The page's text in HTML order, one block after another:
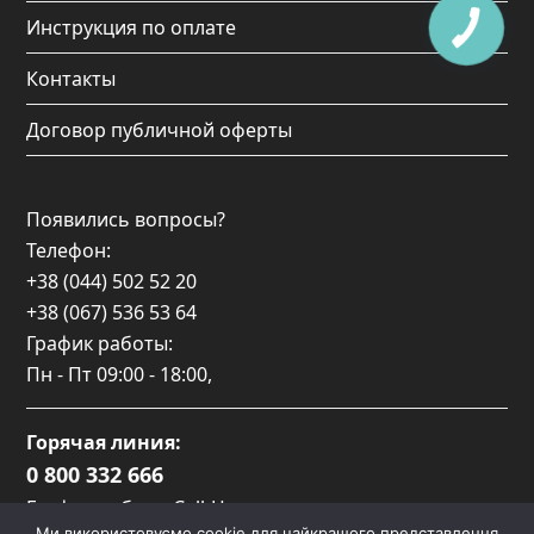
Инструкция по оплате
Контакты
Договор публичной оферты
Появились вопросы?
Телефон:
+38 (044) 502 52 20
+38 (067) 536 53 64
График работы:
Пн - Пт 09:00 - 18:00,
Горячая линия:
0 800 332 666
График работы Call-Центра: